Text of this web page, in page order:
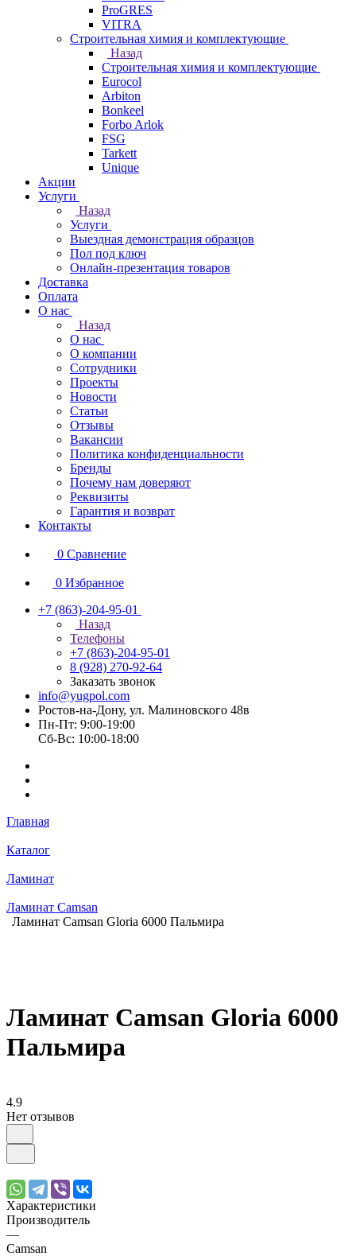
ProGRES
VITRA
Строительная химия и комплектующие
Назад
Строительная химия и комплектующие
Eurocol
Arbiton
Bonkeel
Forbo Arlok
FSG
Tarkett
Unique
Акции
Услуги
Назад
Услуги
Выездная демонстрация образцов
Пол под ключ
Онлайн-презентация товаров
Доставка
Оплата
О нас
Назад
О нас
О компании
Сотрудники
Проекты
Новости
Статьи
Отзывы
Вакансии
Политика конфиденциальности
Бренды
Почему нам доверяют
Реквизиты
Гарантия и возврат
Контакты
0 Сравнение
0 Избранное
+7 (863)-204-95-01
Назад
Телефоны
+7 (863)-204-95-01
8 (928) 270-92-64
Заказать звонок
info@yugpol.com
Ростов-на-Дону, ул. Малиновского 48в
Пн-Пт: 9:00-19:00
Cб-Вс: 10:00-18:00
Главная
Каталог
Ламинат
Ламинат Camsan
Ламинат Camsan Gloria 6000 Пальмира
Ламинат Camsan Gloria 6000
Пальмира
4.9
Нет отзывов
Характеристики
Производитель
—
Camsan